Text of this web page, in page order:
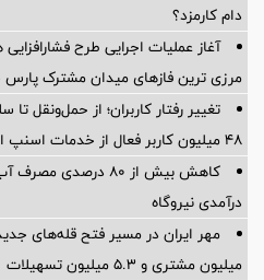
دام کارمزد؟
آغاز عملیات اجرایی طرح
مرزی ترین فازهای میدان مشترک پارس
تغییر رفتار کاربران؛ از حمل‌ونقل
۴۸ میلیون کاربر فعال از خدمات اسنپ استفاده کردند
کاهش بیش از ۸۰
درآمدی نیروگاه
میلیون مشتری و ۵.۳ میلیون تسهیلات